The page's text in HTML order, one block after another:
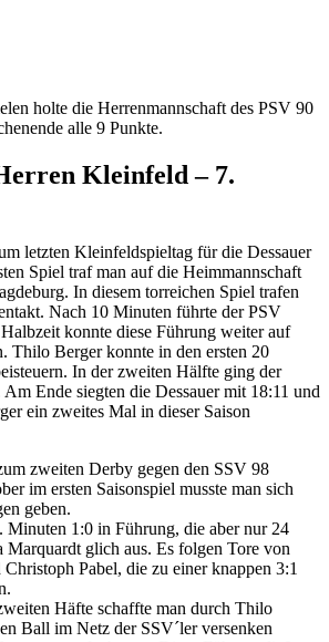
holte die Herrenmannschaft des PSV 90
alle 9 Punkte.
Kleinfeld – 7.
letzten Kleinfeldspieltag für die Dessauer
Spiel traf man auf die Heimmannschaft
In diesem torreichen Spiel trafen
Nach 10 Minuten führte der PSV
konnte diese Führung weiter auf
Thilo Berger konnte in den ersten 20
In der zweiten Hälfte ging der
Am Ende siegten die Dessauer mit 18:11 und
ein zweites Mal in dieser Saison
zweiten Derby gegen den SSV 98
im ersten Saisonspiel musste man sich
geben.
1:0 in Führung, die aber nur 24
Marquardt glich aus. Es folgen Tore von
Pabel, die zu einer knappen 3:1
Häfte schaffte man durch Thilo
Ball im Netz der SSV´ler versenken